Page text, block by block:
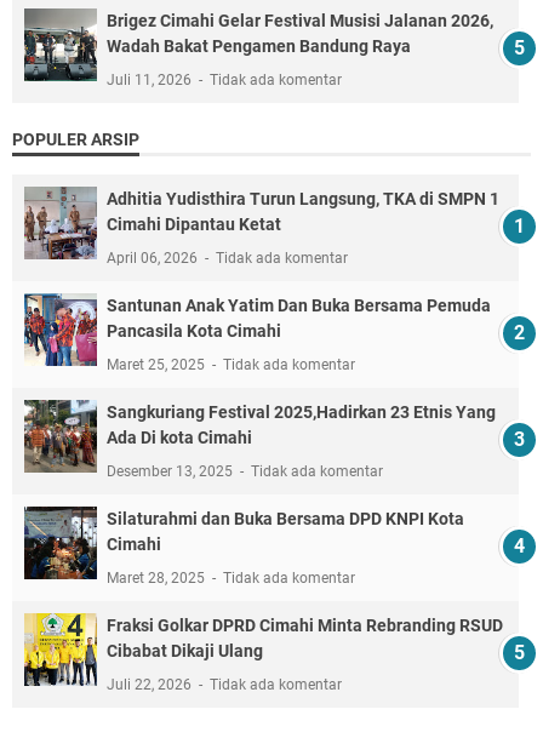
Brigez Cimahi Gelar Festival Musisi Jalanan 2026,
Wadah Bakat Pengamen Bandung Raya
Juli 11, 2026 Tidak ada komentar
POPULER ARSIP
Adhitia Yudisthira Turun Langsung, TKA di SMPN 1
Cimahi Dipantau Ketat
April 06, 2026 Tidak ada komentar
Santunan Anak Yatim Dan Buka Bersama Pemuda
Pancasila Kota Cimahi
Maret 25, 2025 Tidak ada komentar
Sangkuriang Festival 2025,Hadirkan 23 Etnis Yang
Ada Di kota Cimahi
Desember 13, 2025 Tidak ada komentar
Silaturahmi dan Buka Bersama DPD KNPI Kota
Cimahi
Maret 28, 2025 Tidak ada komentar
Fraksi Golkar DPRD Cimahi Minta Rebranding RSUD
Cibabat Dikaji Ulang
Juli 22, 2026 Tidak ada komentar